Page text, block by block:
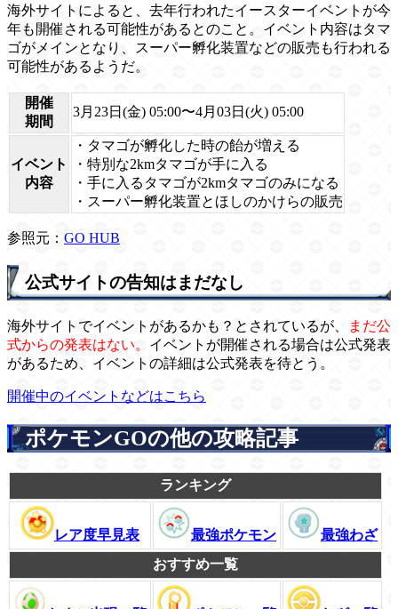
海外サイトによると、去年行われたイースターイベントが今
年も開催される可能性があるとのこと。イベント内容はタマ
ゴがメインとなり、スーパー孵化装置などの販売も行われる
可能性があるようだ。
開催
期間
3月23日(金) 05:00〜4月03日(火) 05:00
イベント
内容
・タマゴが孵化した時の飴が増える
・特別な2kmタマゴが手に入る
・手に入るタマゴが2kmタマゴのみになる
・スーパー孵化装置とほしのかけらの販売
参照元： GO HUB
公式サイトの告知はまだなし
海外サイトでイベントがあるかも？とされているが、
まだ公
式からの発表はない。 イベントが開催される場合は公式発表
があるため、イベントの詳細は公式発表を待とう。
開催中のイベントなどはこちら
ポケモンGOの他の攻略記事
ランキング
レア度早見表 最強ポケモン
最強わざ
おすすめ一覧